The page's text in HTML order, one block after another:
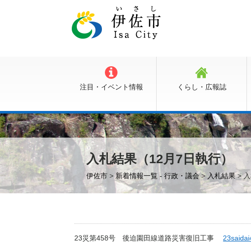
注目・イベント情報 くらし・広報誌
入札結果（12月7日執行）
伊佐市 >新着情報一覧 - 行政・議会>入札結果> 入
23災第458号 後迫園田線道路災害復旧工事